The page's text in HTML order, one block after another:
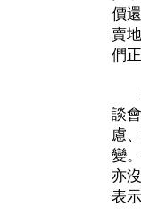
價
賣
們
至
談
慮
變
亦
表